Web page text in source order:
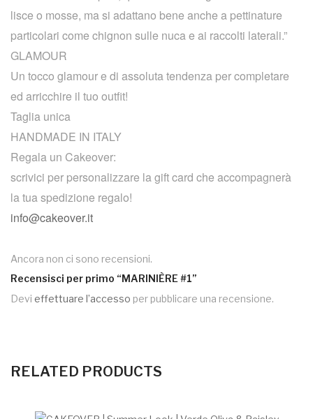
lisce o mosse, ma si adattano bene anche a pettinature
particolari come chignon sulle nuca e ai raccolti laterali.”
GLAMOUR
Un tocco glamour e di assoluta tendenza per completare
ed arricchire il tuo outfit!
Taglia unica
HANDMADE IN ITALY
Regala un Cakeover:
scrivici per personalizzare la gift card che accompagnerà
la tua spedizione regalo!
info@cakeover.it
Ancora non ci sono recensioni.
Recensisci per primo “MARINIÈRE #1”
Devi effettuare l’accesso per pubblicare una recensione.
RELATED PRODUCTS